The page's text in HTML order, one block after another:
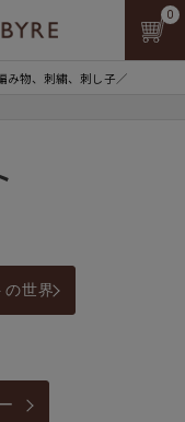
み物、刺繍、刺し子／
0
の世界